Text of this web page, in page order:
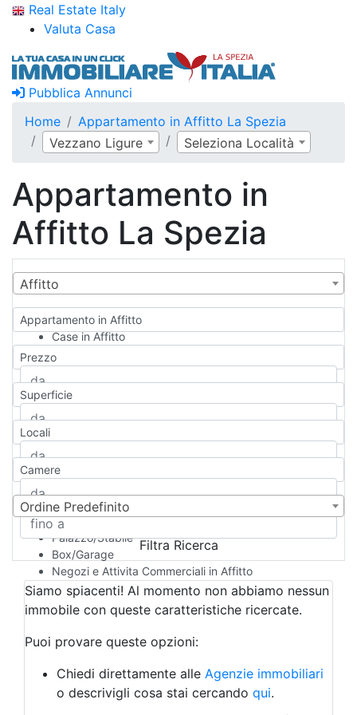
Real Estate Italy
Valuta Casa
Pubblica Annunci
Home
Appartamento in Affitto La Spezia
Vezzano Ligure
Seleziona Località
Appartamento in
Affitto La Spezia
Affitto
Appartamento in Affitto
Case in Affitto
Qualsiasi
Appartamento
Casa indipendente
Casa Semi-indipendente
Attico/Mansarda
Rustico/Casale
Camera d'Albergo
Multiproprietà
Palazzo/Stabile
Box/Garage
Negozi e Attivita Commerciali in Affitto
Qualsiasi
Attività/Licenza Commerciale
Azienda Agricola
Bar/Ristorante
Albergo
Laboratorio Artigianale
Negozio/locale commerciale
Prezzo
Superficie
Locali
Camere
Ordine Predefinito
Filtra Ricerca
Siamo spiacenti! Al momento non abbiamo nessun
immobile con queste caratteristiche ricercate.
Puoi provare queste opzioni:
Chiedi direttamente alle Agenzie immobiliari
o descrivigli cosa stai cercando qui.